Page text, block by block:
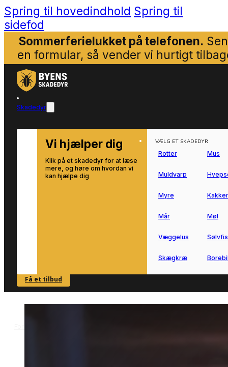
Spring til hovedindhold Spring til
sidefod
Sommerferielukket på telefonen.
en formular, så vender vi hurtigt
Skadedyr
Vi hjælper dig
Klik på et skadedyr for at læse
mere, og høre om hvordan vi
kan hjælpe dig
SE OVERSIGT
VÆLG ET SKADEDYR
Rotter Mus
Muldvarp
Myre
Mår Møl
Væggelus
Skægkræ
Få et tilbud